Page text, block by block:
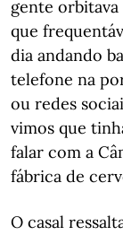
gente
que
dia andando
telefone na
ou redes
vimos que
falar com a
fábrica de
O casal